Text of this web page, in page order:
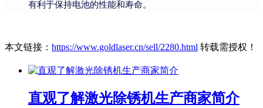
有利于保持电池的性能和寿命。
本文链接： https://www.goldlaser.cn/sell/2280.html 转载需授权！
直观了解激光除锈机生产商家简介